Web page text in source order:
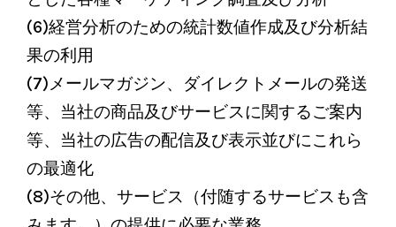
(6)経営分析のための統計数値作成及び分析結
果の利用
(7)メールマガジン、ダイレクトメールの発送
等、当社の商品及びサービスに関するご案内
等、当社の広告の配信及び表示並びにこれら
の最適化
(8)その他、サービス（付随するサービスも含